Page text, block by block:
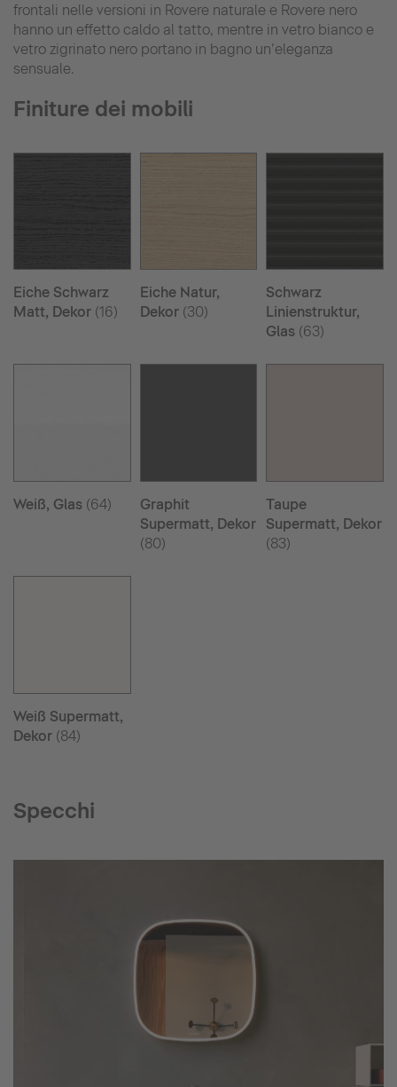
frontali nelle versioni in Rovere naturale e Rovere nero
hanno un effetto caldo al tatto, mentre in vetro bianco e
vetro zigrinato nero portano in bagno un’eleganza
sensuale.
Finiture dei mobili
Eiche Schwarz
Matt, Dekor (16)
Eiche Natur,
Dekor(30)
Schwarz
Linienstruktur,
Glas (63)
Weiß, Glas (64)
Graphit
Supermatt, Dekor
(80)
Taupe
Supermatt, Dekor
(83)
Weiß Supermatt,
Dekor (84)
Specchi